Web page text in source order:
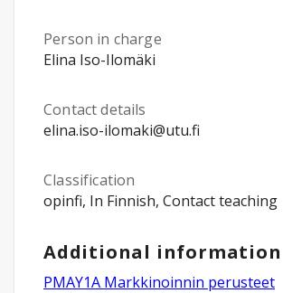
Person in charge
Elina Iso-Ilomäki
Contact details
elina.iso-ilomaki@utu.fi
Classification
opinfi, In Finnish, Contact teaching
Additional information
PMAY1A Markkinoinnin perusteet